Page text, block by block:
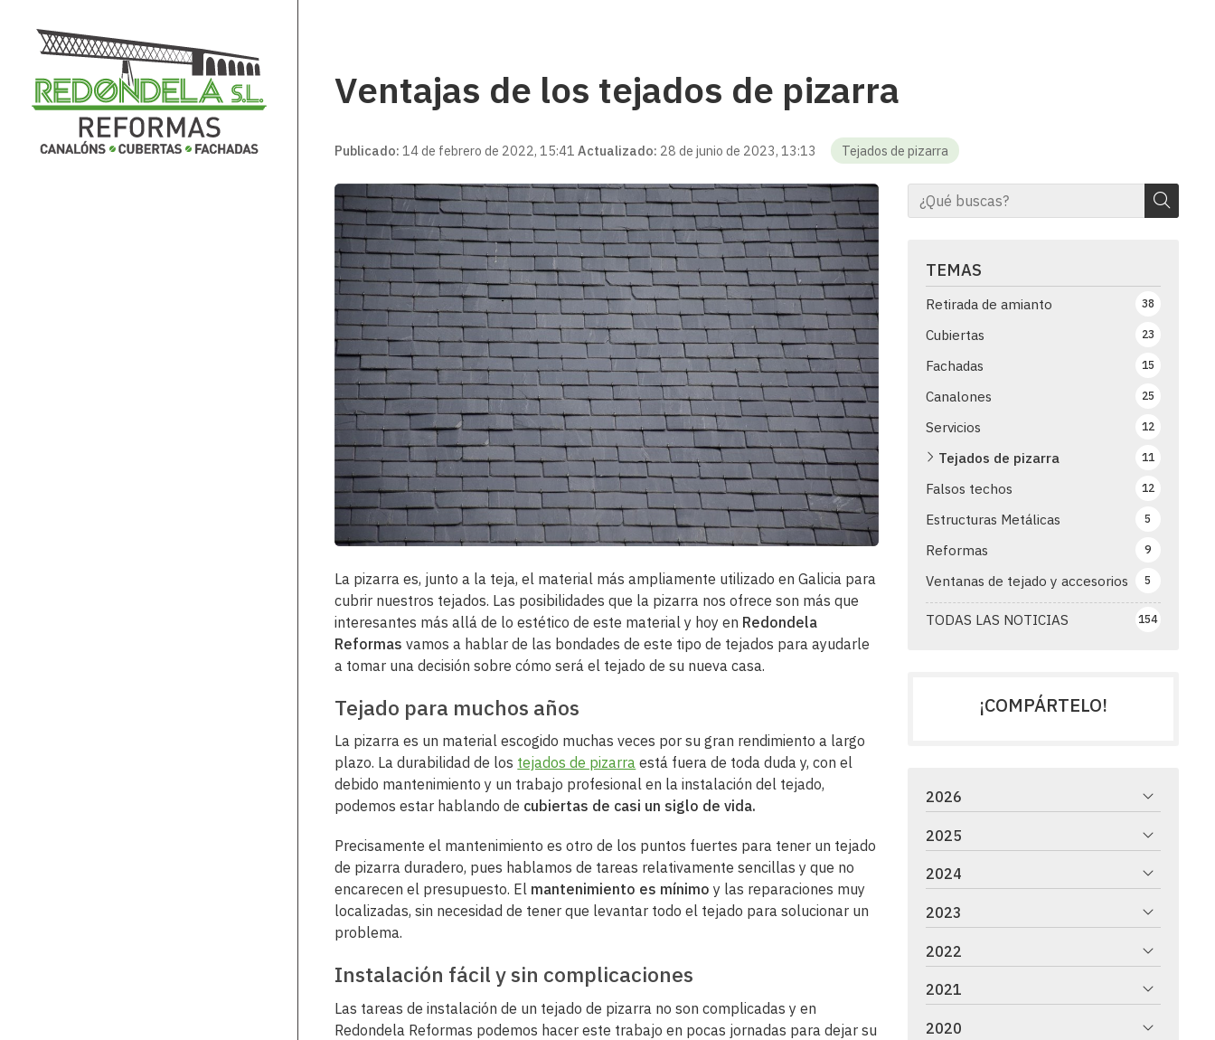
Ventajas de los tejados de pizarra
Publicado: 14 de febrero de 2022, 15:41 Actualizado: 28 de junio de 2023, 13:13 Tejados de pizarra
TEMAS
TODAS LAS NOTICIAS 154
Retirada de amianto 38
Cubiertas 23
Fachadas 15
Canalones 25
Servicios 12
Tejados de pizarra 11
Falsos techos 12
Estructuras Metálicas 5
Reformas 9
Ventanas de tejado y accesorios 5
La pizarra es, junto a la teja, el material más ampliamente utilizado en Galicia para
cubrir nuestros tejados. Las posibilidades que la pizarra nos ofrece son más que
interesantes más allá de lo estético de este material y hoy en Redondela
Reformas vamos a hablar de las bondades de este tipo de tejados para ayudarle
a tomar una decisión sobre cómo será el tejado de su nueva casa.
Tejado para muchos años
La pizarra es un material escogido muchas veces por su gran rendimiento a largo
plazo. La durabilidad de los tejados de pizarra está fuera de toda duda y, con el
debido mantenimiento y un trabajo profesional en la instalación del tejado,
podemos estar hablando de cubiertas de casi un siglo de vida.
Precisamente el mantenimiento es otro de los puntos fuertes para tener un tejado
de pizarra duradero, pues hablamos de tareas relativamente sencillas y que no
encarecen el presupuesto. El mantenimiento es mínimo y las reparaciones muy
localizadas, sin necesidad de tener que levantar todo el tejado para solucionar un
problema.
Instalación fácil y sin complicaciones
Las tareas de instalación de un tejado de pizarra no son complicadas y en
Redondela Reformas podemos hacer este trabajo en pocas jornadas para dejar su
¡COMPÁRTELO!
2026
2025
2024
2023
2022
2021
2020